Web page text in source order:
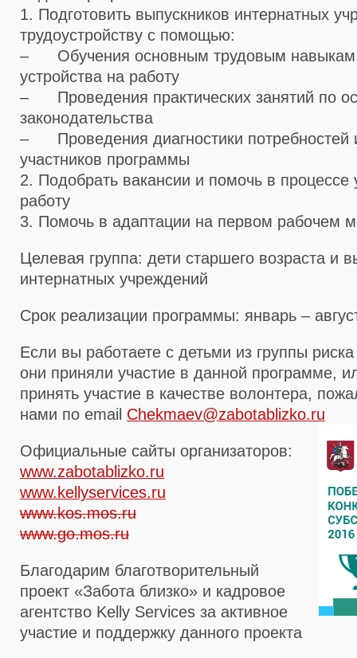
1. Подготовить выпускников интернатных
трудоустройству с помощью:
– Обучения основным трудовым навыкам,
устройства на работу
– Проведения практических занятий по
законодательства
– Проведения диагностики потребностей
участников программы
2. Подобрать вакансии и помочь в процессе
работу
3. Помочь в адаптации на первом рабочем
Целевая группа: дети старшего возраста и
интернатных учреждений
Срок реализации программы: январь –
Если вы работаете с детьми из группы
они приняли участие в данной программе,
принять участие в качестве волонтера,
нами по email Chekmaev@zabotablizko.ru
Официальные сайты организаторов:
www.zabotablizko.ru
www.kellyservices.ru
www.kos.mos.ru
www.go.mos.ru
Благодарим благотворительный
проект «Забота близко» и кадровое
агентство Kelly Services за активное
участие и поддержку данного проекта